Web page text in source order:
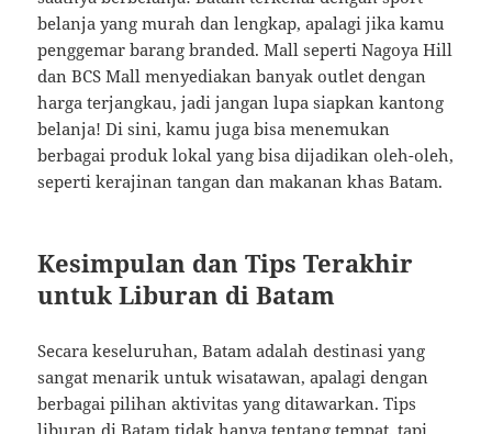
belanja yang murah dan lengkap, apalagi jika kamu
penggemar barang branded. Mall seperti Nagoya Hill
dan BCS Mall menyediakan banyak outlet dengan
harga terjangkau, jadi jangan lupa siapkan kantong
belanja! Di sini, kamu juga bisa menemukan
berbagai produk lokal yang bisa dijadikan oleh-oleh,
seperti kerajinan tangan dan makanan khas Batam.
Kesimpulan dan Tips Terakhir
untuk Liburan di Batam
Secara keseluruhan, Batam adalah destinasi yang
sangat menarik untuk wisatawan, apalagi dengan
berbagai pilihan aktivitas yang ditawarkan. Tips